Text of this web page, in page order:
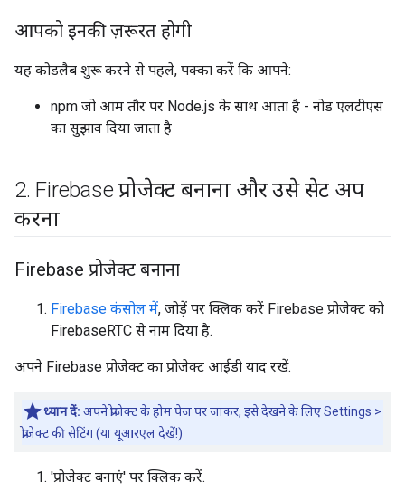
आपको इनकी ज़रूरत होगी
यह कोडलैब शुरू करने से पहले, पक्का करें कि आपने:
npm जो आम तौर पर Node.js के साथ आता है - नोड एलटीएस
का सुझाव दिया जाता है
2. Firebase प्रोजेक्ट बनाना और उसे सेट अप
करना
Firebase प्रोजेक्ट बनाना
Firebase कंसोल में, जोड़ें पर क्लिक करें Firebase प्रोजेक्ट को
FirebaseRTC से नाम दिया है.
अपने Firebase प्रोजेक्ट का प्रोजेक्ट आईडी याद रखें.
ध्यान दें: अपने प्रोजेक्ट के होम पेज पर जाकर, इसे देखने के लिए Settings >
प्रोजेक्ट की सेटिंग (या यूआरएल देखें!)
'प्रोजेक्ट बनाएं' पर क्लिक करें.